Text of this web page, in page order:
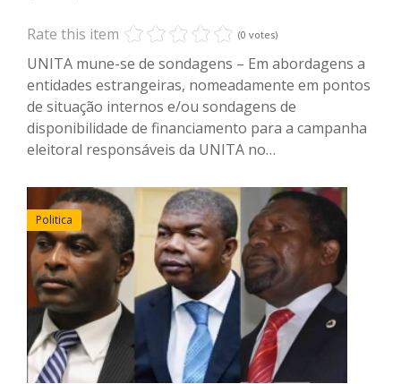
Rate this item (0 votes)
UNITA mune-se de sondagens – Em abordagens a
entidades estrangeiras, nomeadamente em pontos
de situação internos e/ou sondagens de
disponibilidade de financiamento para a campanha
eleitoral responsáveis da UNITA no…
Politica